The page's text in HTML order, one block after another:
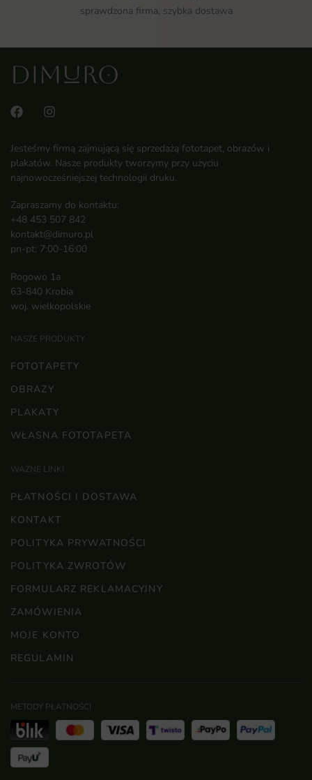
sprawdzona firma, szybka dostawa
Jesteśmy firmą zajmującą się sprzedażą fototapet, obrazów i
plakatów. Nasze produkty tworzymy przy użyciu
najnowocześniejszej technologii druku.
Zapraszamy do kontaktu:
+48 453 507 842
kontakt@dimuro.pl
pn-pt: 7:00-16:00
Rogowo 1a
63-840 Krobia
woj. wielkopolskie
NASZE PRODUKTY
FOTOTAPETY
OBRAZY
PLAKATY
WŁASNA FOTOTAPETA
WAŻNE LINKI
PŁATNOŚCI I DOSTAWA
KONTAKT
POLITYKA PRYWATNOŚCI
POLITYKA ZWROTÓW
FORMULARZ REKLAMACYJNY
ZAMÓWIENIA
MOJE KONTO
REGULAMIN
METODY PŁATNOŚCI